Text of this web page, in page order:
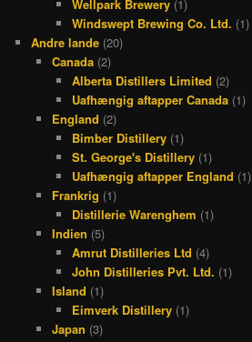
Wellpark Brewery (1)
Windswept Brewing Co. Ltd. (1)
Andre lande (20)
Canada(2)
Alberta Distillers Limited (2)
Uafhængig aftapper Canada (1)
England (2)
Bimber Distillery (1)
St. George's Distillery (1)
Uafhængig aftapper England (1)
Frankrig (1)
Distillerie Warenghem (1)
Indien (5)
Amrut Distilleries Ltd (4)
John Distilleries Pvt. Ltd. (1)
Island (1)
Eimverk Distillery (1)
Japan (3)